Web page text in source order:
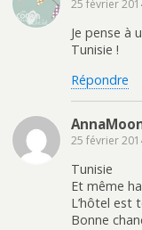
25 février
Je pense à
Tunisie !
Répondre
25 février
Tunisie
Et même
L’hôtel est
Bonne